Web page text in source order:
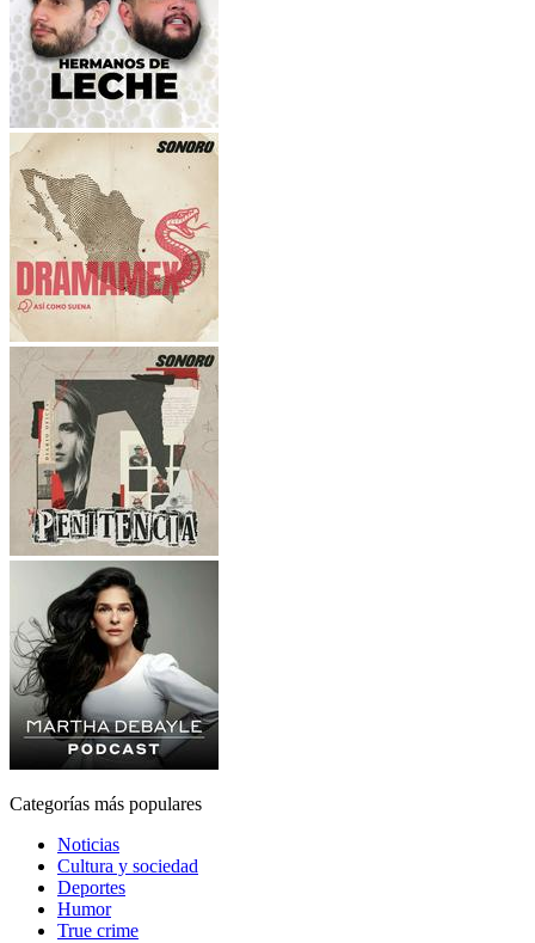
Categorías más populares
Noticias
Cultura y sociedad
Deportes
Humor
True crime